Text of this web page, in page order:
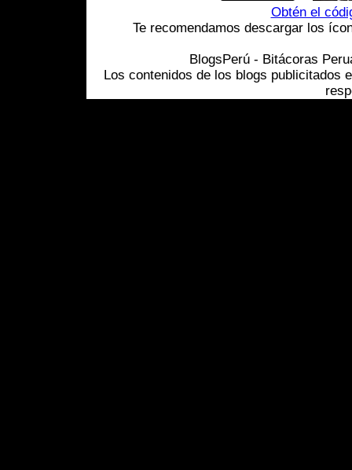
Obtén el
Te recomendamos descargar los
BlogsPerú - Bitácoras
Los contenidos de los blogs publicitados